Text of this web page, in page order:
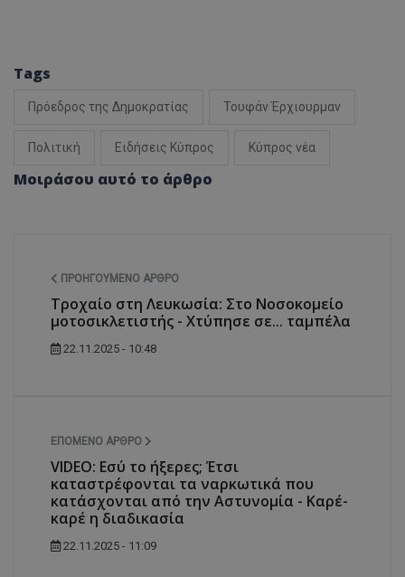
Tags
Πρόεδρος της Δημοκρατίας Τουφάν Έρχιουρμαν
Πολιτική Ειδήσεις Κύπρος Κύπρος νέα
Μοιράσου αυτό το άρθρο
ΠΡΟΗΓΟΎΜΕΝΟ ΆΡΘΡΟ
Τροχαίο στη Λευκωσία: Στο Νοσοκομείο
μοτοσικλετιστής - Χτύπησε σε... ταμπέλα
22.11.2025 - 10:48
ΕΠΌΜΕΝΟ ΆΡΘΡΟ
VIDEO: Εσύ το ήξερες; Έτσι
καταστρέφονται τα ναρκωτικά που
κατάσχονται από την Αστυνομία - Καρέ-
καρέ η διαδικασία
22.11.2025 - 11:09